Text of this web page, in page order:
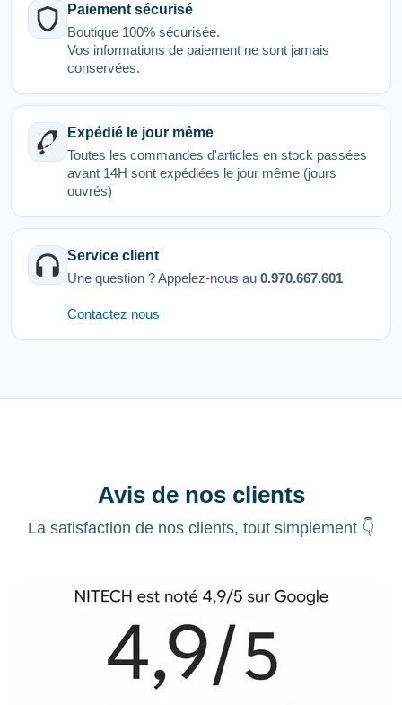
Paiement sécurisé
Boutique 100% sécurisée.
Vos informations de paiement ne sont jamais
conservées.
Expédié le jour même
Toutes les commandes d'articles en stock passées
avant 14H sont expédiées le jour même (jours
ouvrés)
Service client
Une question ? Appelez-nous au 0.970.667.601
Contactez nous
Avis de nos clients
La satisfaction de nos clients, tout simplement 👇